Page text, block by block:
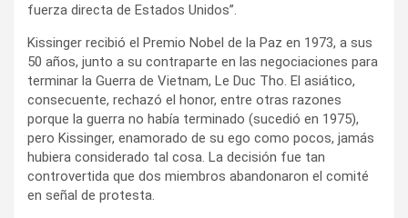
fuerza directa de Estados Unidos”.
Kissinger recibió el Premio Nobel de la Paz en 1973, a sus
50 años, junto a su contraparte en las negociaciones para
terminar la Guerra de Vietnam, Le Duc Tho. El asiático,
consecuente, rechazó el honor, entre otras razones
porque la guerra no había terminado (sucedió en 1975),
pero Kissinger, enamorado de su ego como pocos, jamás
hubiera considerado tal cosa. La decisión fue tan
controvertida que dos miembros abandonaron el comité
en señal de protesta.